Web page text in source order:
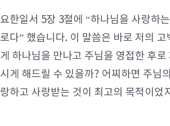
요한일서 5장 3절에 “하나님을 사랑하
로다” 했습니다. 이 말씀은 바로 저의
게 하나님을 만나고 주님을 영접한 후
시게 해드릴 수 있을까? 어찌하면 주님
랑하고 사랑받는 것이 최고의 목적이었